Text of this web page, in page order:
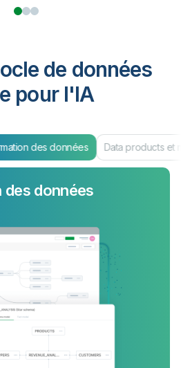
de données
pour I'IA
des données Data products et
données